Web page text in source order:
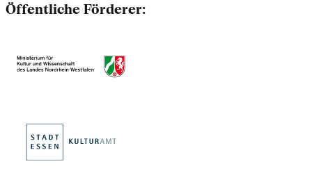
Öffentliche Förderer: